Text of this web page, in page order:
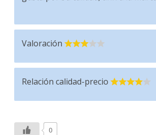
Valoración
Relación calidad-precio
0